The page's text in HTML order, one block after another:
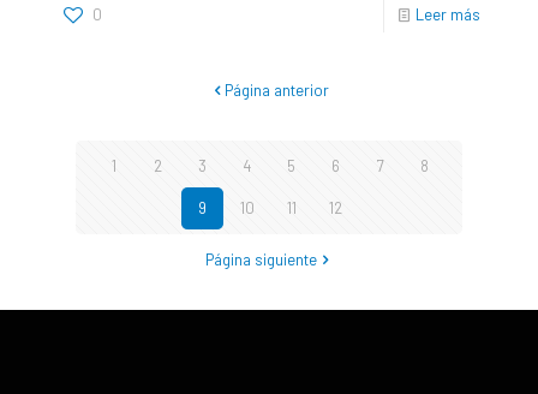
0 Leer más
Página anterior
1 2 3 4 5 6 7 8
9 10 11 12
Página siguiente